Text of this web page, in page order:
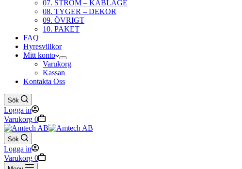
07. STRÖM – KABLAGE
08. TYGER – DEKOR
09. ÖVRIGT
10. PAKET
FAQ
Hyresvillkor
Mitt konto
Varukorg
Kassan
Kontakta Oss
Sök
Logga in
Varukorg 0
Sök
Logga in
Varukorg 0